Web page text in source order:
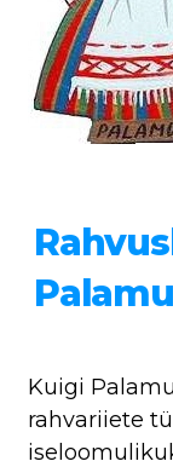
Kuigi
rahvariiete